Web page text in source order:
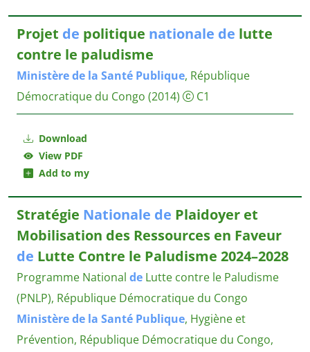
Download
View PDF
Add to my
Projet de politique nationale de lutte
contre le paludisme
Ministèrede la Santé Publique, République
Démocratique du Congo (2014) C1
Stratégie Nationale de Plaidoyer et
Mobilisation des Ressources en Faveur
de Lutte Contre le Paludisme 2024–2028
Programme National de Lutte contre le Paludisme
(PNLP), République Démocratique du Congo
Ministèrede la Santé Publique, Hygiène et
Prévention, République Démocratique du Congo,